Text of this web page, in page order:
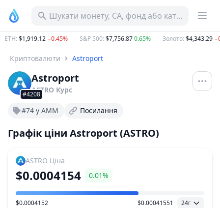
Шукати монету, CA, фонд або категорію
:$1,919.12−0.45% S&P 500:$7,756.870.65% Золото:$4,343.29
Криптовалюти Astroport
#4208
Astroport
ASTRO Курс
#74 у AMM Посилання
Графік ціни Astroport (ASTRO)
ASTRO Ціна
$0.0004154 0.01%
Діапазон цін
$0.0004152 $0.00041551 24г